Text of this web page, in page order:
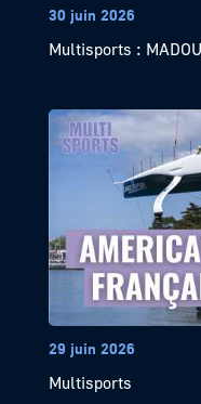
30 juin 2026
Multisports :
29 juin 2026
Multisports